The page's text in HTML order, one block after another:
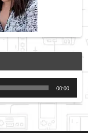
00:00